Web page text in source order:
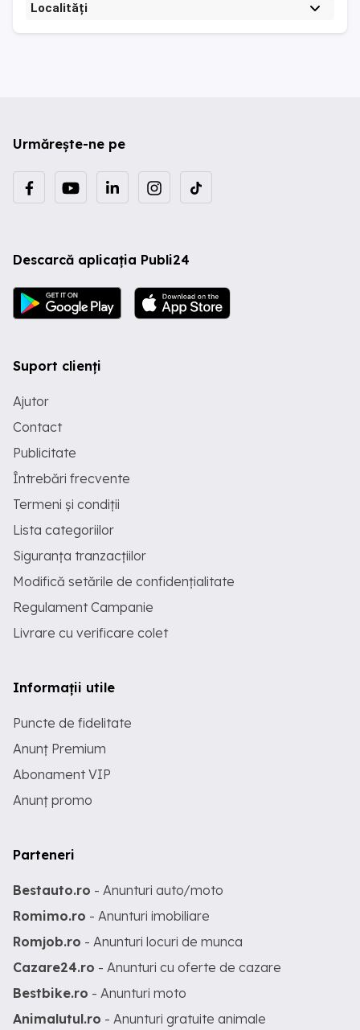
Localități
Urmărește-ne pe
Descarcă aplicația Publi24
Suport clienți
Ajutor
Contact
Publicitate
Întrebări frecvente
Termeni și condiții
Lista categoriilor
Siguranța tranzacțiilor
Modifică setările de confidențialitate
Regulament Campanie
Livrare cu verificare colet
Informații utile
Puncte de fidelitate
Anunț Premium
Abonament VIP
Anunț promo
Parteneri
Bestauto.ro - Anunturi auto/moto
Romimo.ro - Anunturi imobiliare
Romjob.ro - Anunturi locuri de munca
Cazare24.ro - Anunturi cu oferte de cazare
Bestbike.ro - Anunturi moto
Animalutul.ro - Anunturi gratuite animale